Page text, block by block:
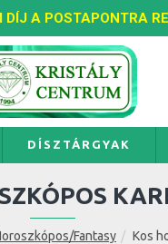
A POSTAPONTRA
DÍSZTÁRGYAK
Fantasy Kos